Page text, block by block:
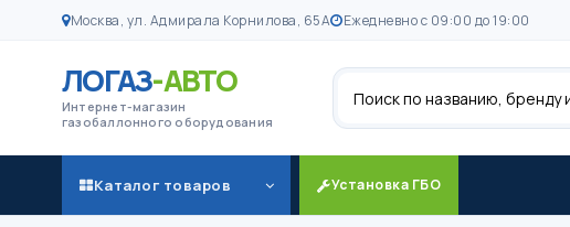
Москва, ул. Адмирала Корнилова, 65А Ежедневно с 09:00 до 19:00
ЛОГАЗ-АВТО
Интернет-магазин
газобаллонного оборудования
Каталог товаров Установка ГБО